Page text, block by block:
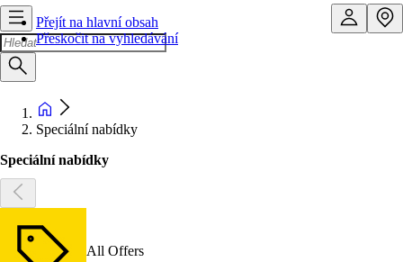
Přejít na hlavní obsah
Přeskočit na vyhledávání
Speciální nabídky
Speciální nabídky
All Offers